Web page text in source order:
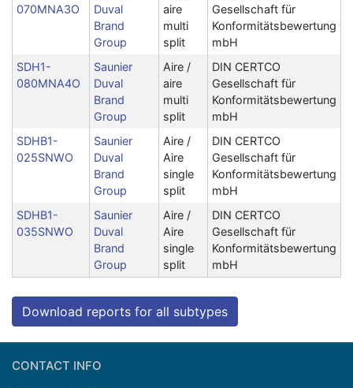
070MNA3O
Duval
Brand
Group
aire
multi
split
Gesellschaft für
Konformitätsbewertung
mbH
SDH1-
080MNA4O
Saunier
Duval
Brand
Group
Aire /
aire
multi
split
DIN CERTCO
Gesellschaft für
Konformitätsbewertung
mbH
SDHB1-
025SNWO
Saunier
Duval
Brand
Group
Aire /
Aire
single
split
DIN CERTCO
Gesellschaft für
Konformitätsbewertung
mbH
SDHB1-
035SNWO
Saunier
Duval
Brand
Group
Aire /
Aire
single
split
DIN CERTCO
Gesellschaft für
Konformitätsbewertung
mbH
Download reports for all subtypes
CONTACT INFO